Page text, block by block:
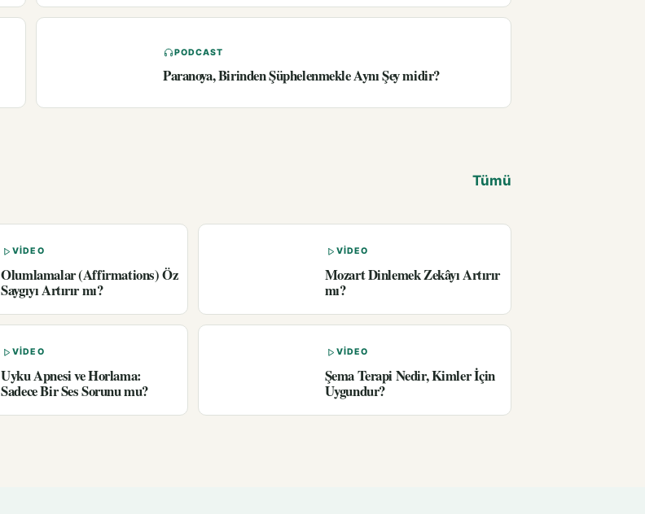
PODCAST
Paranoya, Birinden Şüphelenmekle Aynı Şey midir?
Tümü
VIDEO
Olumlamalar (Affirmations) Öz
Saygıyı Artırır mı?
VIDEO
Mozart Dinlemek Zekâyı Artırır
mı?
VIDEO
Uyku Apnesi ve Horlama:
Sadece Bir Ses Sorunu mu?
VIDEO
Şema Terapi Nedir, Kimler İçin
Uygundur?